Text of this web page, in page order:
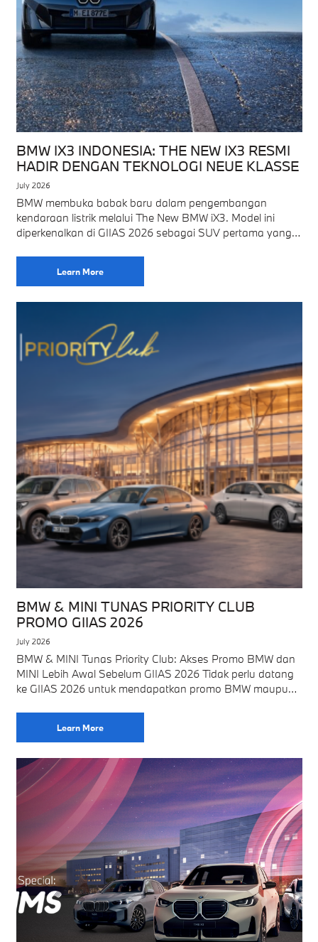
BMW IX3 INDONESIA: THE NEW IX3 RESMI
HADIR DENGAN TEKNOLOGI NEUE KLASSE
July 2026
BMW membuka babak baru dalam pengembangan
kendaraan listrik melalui The New BMW iX3. Model ini
diperkenalkan di GIIAS 2026 sebagai SUV pertama yang
Learn More
BMW & MINI TUNAS PRIORITY CLUB
PROMO GIIAS 2026
July 2026
BMW & MINI Tunas Priority Club: Akses Promo BMW dan
MINI Lebih Awal Sebelum GIIAS 2026 Tidak perlu datang
ke GIIAS 2026 untuk mendapatkan promo BMW maupun
Learn More